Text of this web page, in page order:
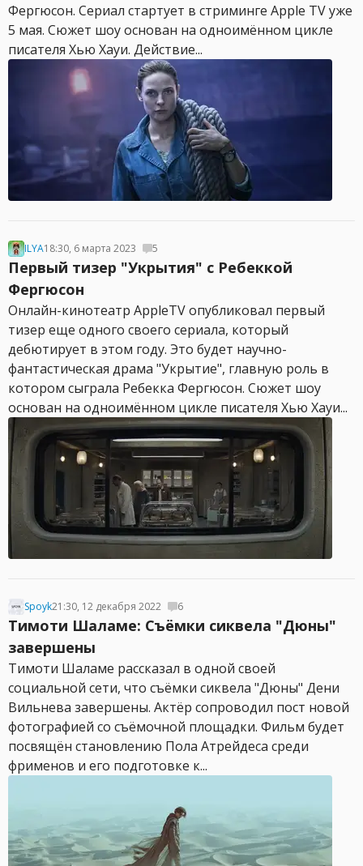
Фергюсон. Сериал стартует в стриминге Apple TV уже
5 мая. Сюжет шоу основан на одноимённом цикле
писателя Хью Хауи. Действие...
ILYA18:30, 6 марта 2023 5
Первый тизер "Укрытия" с Ребеккой
Фергюсон
Онлайн-кинотеатр AppleTV опубликовал первый
тизер еще одного своего сериала, который
дебютирует в этом году. Это будет научно-
фантастическая драма "Укрытие", главную роль в
котором сыграла Ребекка Фергюсон. Сюжет шоу
основан на одноимённом цикле писателя Хью Хауи...
Spoyk21:30, 12 декабря 2022 6
Тимоти Шаламе: Съёмки сиквела "Дюны"
завершены
Тимоти Шаламе рассказал в одной своей
социальной сети, что съёмки сиквела "Дюны" Дени
Вильнева завершены. Актёр сопроводил пост новой
фотографией со съёмочной площадки. Фильм будет
посвящён становлению Пола Атрейдеса среди
фрименов и его подготовке к...